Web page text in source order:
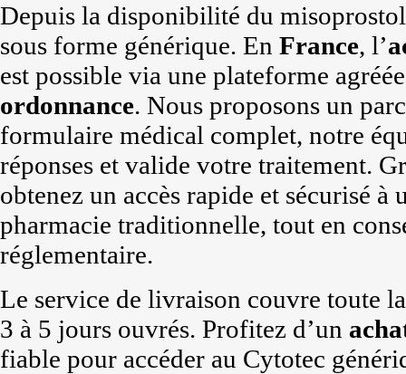
Depuis la disponibilité du
sous forme générique. En France, l’
est possible via une plateforme
ordonnance. Nous proposons un
formulaire médical complet, notre
réponses et valide votre traitement.
obtenez un accès rapide et sécurisé à
pharmacie traditionnelle, tout en
réglementaire.
Le service de livraison couvre toute
3 à 5 jours ouvrés. Profitez d’un
fiable pour accéder au Cytotec